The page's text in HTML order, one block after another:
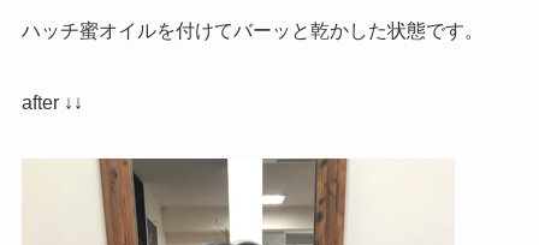
ハッチ蜜オイルを付けてバーッと乾かした状態です。
after ↓↓